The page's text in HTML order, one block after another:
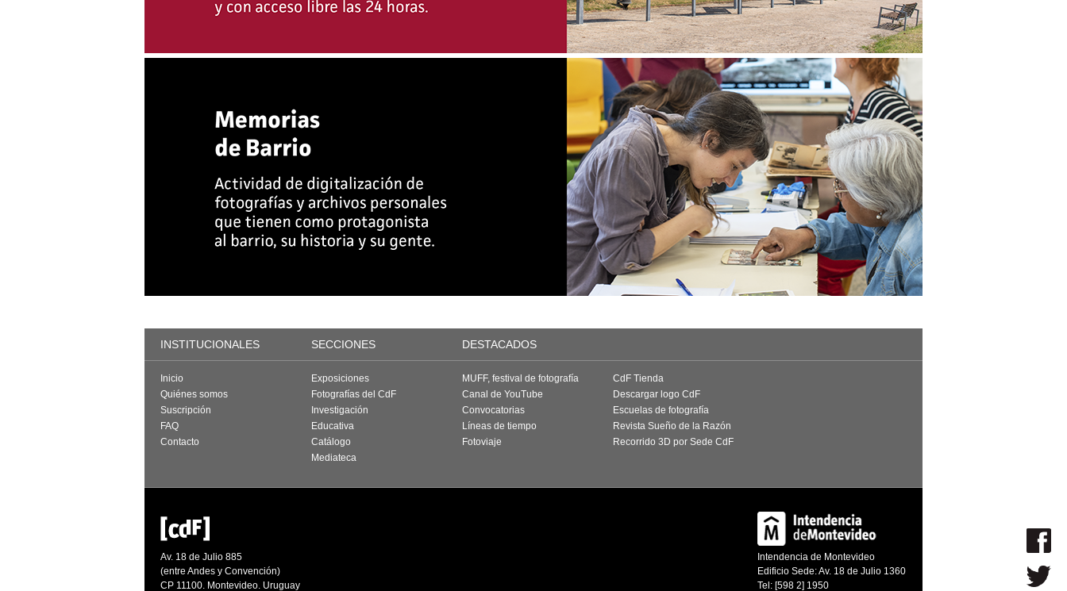
INSTITUCIONALES SECCIONES DESTACADOS
Inicio
Quiénes somos
Suscripción
FAQ
Contacto
Exposiciones
Fotografías del CdF
Investigación
Educativa
Catálogo
Mediateca
MUFF, festival de fotografía
Canal de YouTube
Convocatorias
Líneas de tiempo
Fotoviaje
CdF Tienda
Descargar logo CdF
Escuelas de fotografía
Revista Sueño de la Razón
Recorrido 3D por Sede CdF
Av. 18 de Julio 885
(entre Andes y Convención)
CP 11100. Montevideo. Uruguay
Intendencia de Montevideo
Edificio Sede: Av. 18 de Julio 1360
Tel: [598 2] 1950